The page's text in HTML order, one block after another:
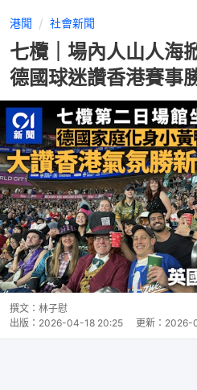
港聞 社會新聞
七欖｜場內人山人
德國球迷讚香港賽事
撰文： 林子慰
出版： 2026-04-18 20:25 更新： 2026-